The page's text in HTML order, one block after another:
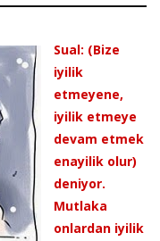
Sual: (Bize
iyilik
etmeyene,
iyilik etmeye
devam etmek
enayilik olur)
deniyor.
Mutlaka
onlardan iyilik